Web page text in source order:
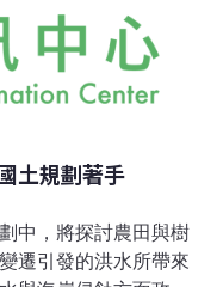
土規劃著手
中，將探討農田與樹
遷引發的洪水所帶來